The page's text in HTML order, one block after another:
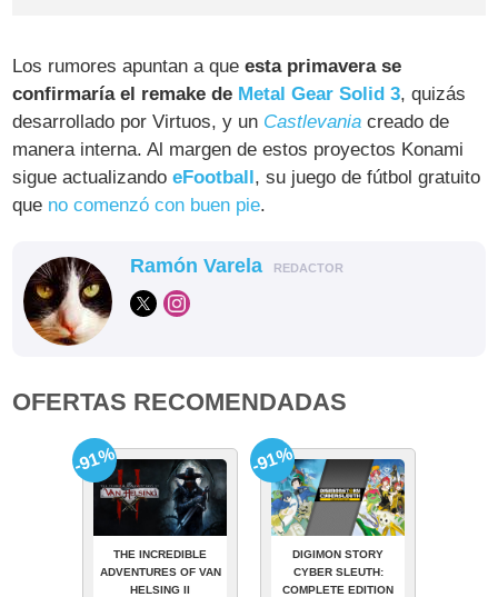
Los rumores apuntan a queesta primavera se
confirmaría el remake de Metal Gear Solid 3, quizás
desarrollado por Virtuos, y un Castlevania creado de
manera interna. Al margen de estos proyectos Konami
sigue actualizandoeFootball , su juego de fútbol gratuito
que no comenzó con buen pie.
Ramón Varela REDACTOR
OFERTAS RECOMENDADAS
THE INCREDIBLE
ADVENTURES OF VAN
HELSING II
-91%
DIGIMON STORY
CYBER SLEUTH:
COMPLETE EDITION
-91%